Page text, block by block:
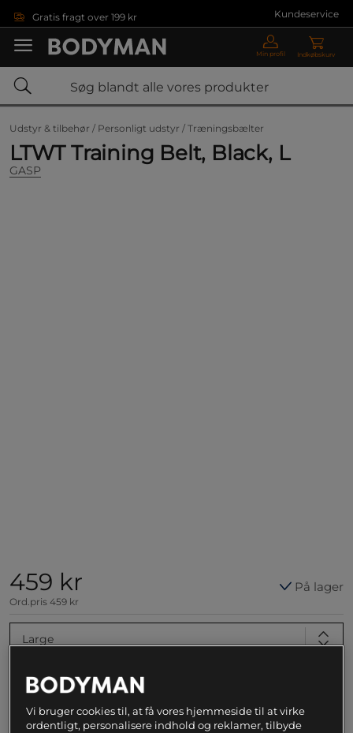
Gratis fragt over 199 kr Kundeservice
Min profil Indkøbskurv
Udstyr & tilbehør / Personligt udstyr / Træningsbælter
LTWT Training Belt, Black, L
GASP
459 kr
Ord.pris 459 kr
På lager
Large
Vi bruger cookies til, at få vores hjemmeside til at virke
ordentligt, personalisere indhold og reklamer, tilbyde